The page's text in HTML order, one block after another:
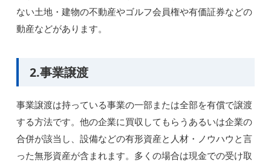
ない土地・建物の不動産やゴルフ会員権や有価証券などの
動産などがあります。
2.事業譲渡
事業譲渡は持っている事業の一部または全部を有償で譲渡
する方法です。他の企業に買収してもらうあるいは企業の
合併が該当し、設備などの有形資産と人材・ノウハウと言
った無形資産が含まれます。多くの場合は現金での受け取